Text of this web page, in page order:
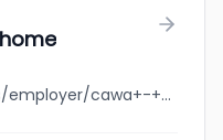
jobbank.gc.ca/browsejobs/employer/cawa+-+private+home/ca